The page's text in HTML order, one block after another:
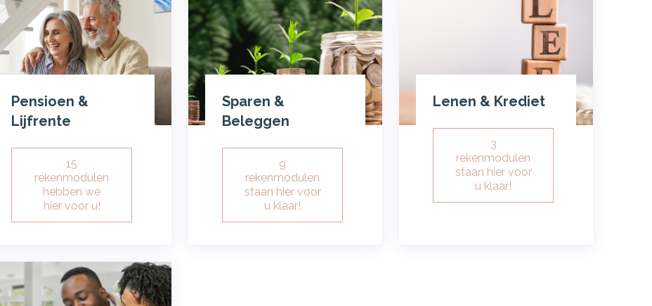
Pensioen &
Lijfrente
15
rekenmodulen
hebben we
hier voor u!
Sparen &
Beleggen
9
rekenmodulen
staan hier voor
u klaar!
Lenen & Krediet
3
rekenmodulen
staan hier voor
u klaar!